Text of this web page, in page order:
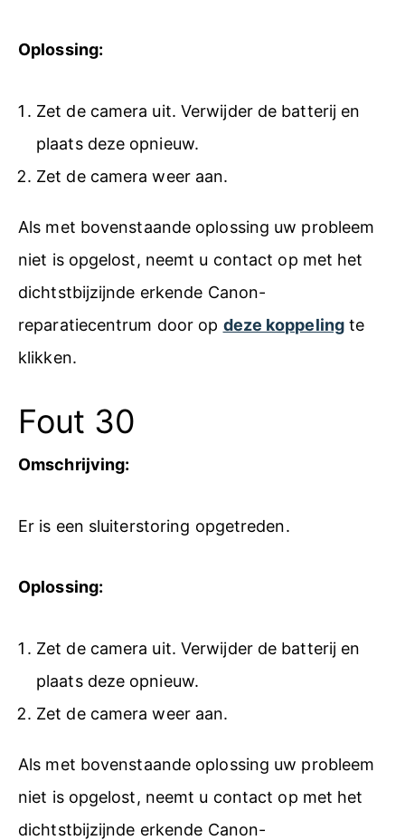
Oplossing:
Zet de camera uit. Verwijder de batterij en
plaats deze opnieuw.
Zet de camera weer aan.
Als met bovenstaande oplossing uw probleem
niet is opgelost, neemt u contact op met het
dichtstbijzijnde erkende Canon-
reparatiecentrum door op deze koppelingte
klikken.
Fout 30
Omschrijving:
Er is een sluiterstoring opgetreden.
Oplossing:
Zet de camera uit. Verwijder de batterij en
plaats deze opnieuw.
Zet de camera weer aan.
Als met bovenstaande oplossing uw probleem
niet is opgelost, neemt u contact op met het
dichtstbijzijnde erkende Canon-